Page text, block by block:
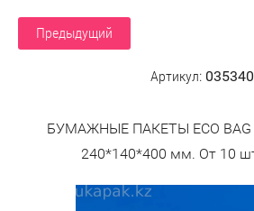
Предыдущий
Артикул:035340
БУМАЖНЫЕ ПАКЕТЫ ECO
240*140*400 мм. От 10